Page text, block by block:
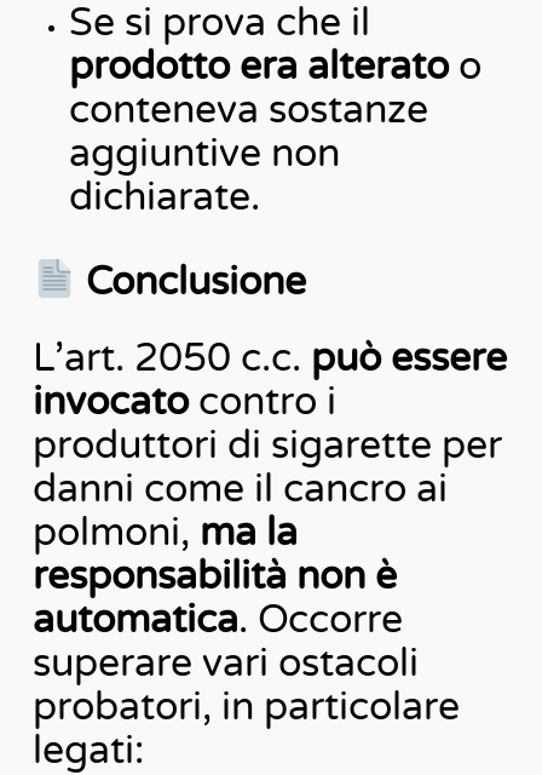
Se si prova che il
prodotto era alteratoo
conteneva sostanze
aggiuntive non
dichiarate.
Conclusione
L’art. 2050 c.c. può essere
invocatocontro i
produttori di sigarette per
danni come il cancro ai
polmoni, ma la
responsabilità non è
automatica. Occorre
superare vari ostacoli
probatori, in particolare
legati: